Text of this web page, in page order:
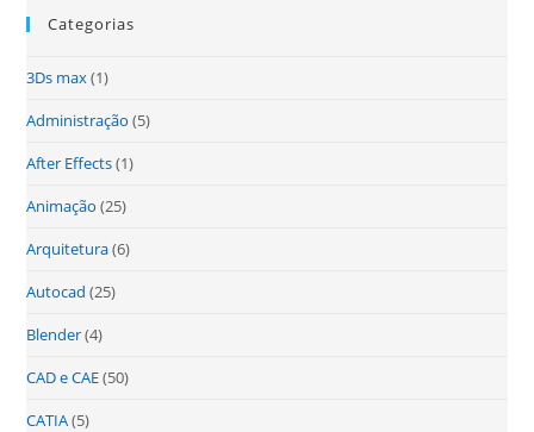
Categorias
3Ds max(1)
Administração (5)
After Effects(1)
Animação (25)
Arquitetura(6)
Autocad (25)
Blender(4)
CAD e CAE(50)
CATIA(5)